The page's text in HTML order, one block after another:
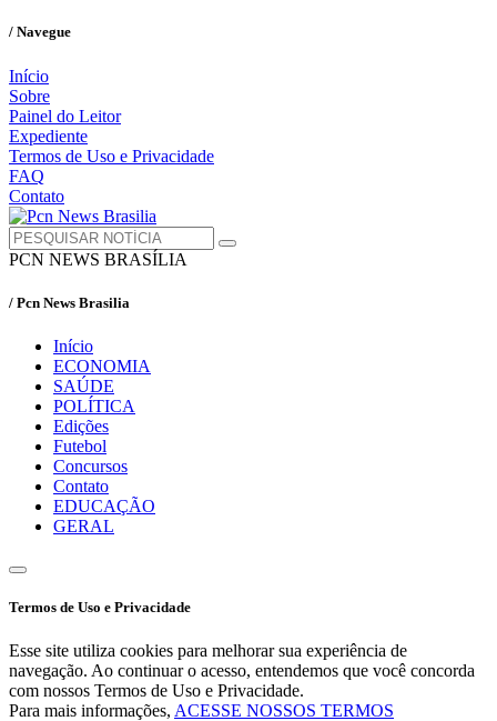
/ Navegue
Início
Sobre
Painel do Leitor
Expediente
Termos de Uso e Privacidade
FAQ
Contato
PCN NEWS BRASÍLIA
/ Pcn News Brasilia
Início
ECONOMIA
SAÚDE
POLÍTICA
Edições
Futebol
Concursos
Contato
EDUCAÇÃO
GERAL
Termos de Uso e Privacidade
Esse site utiliza cookies para melhorar sua experiência de
navegação. Ao continuar o acesso, entendemos que você concorda
com nossos Termos de Uso e Privacidade.
Para mais informações, ACESSE NOSSOS TERMOS